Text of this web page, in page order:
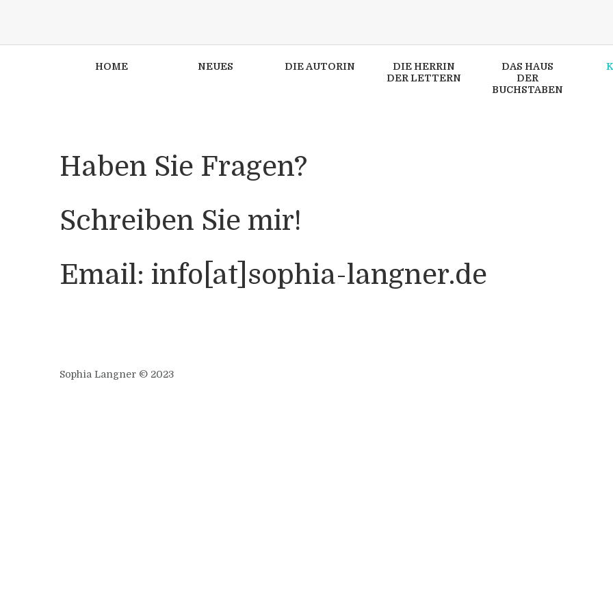
HOME NEUES DIE AUTORIN
DIE HERRIN
DER LETTERN
DAS HAUS
DER
BUCHSTABEN
Haben Sie Fragen?
Schreiben Sie mir!
Email: info[at]sophia-langner.de
Sophia Langner © 2023